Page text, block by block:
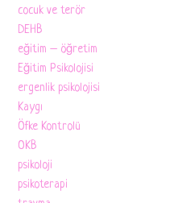
cocuk ve terör
DEHB
eğitim – öğretim
Eğitim Psikolojisi
ergenlik psikolojisi
Kaygı
Öfke Kontrolü
OKB
psikoloji
psikoterapi